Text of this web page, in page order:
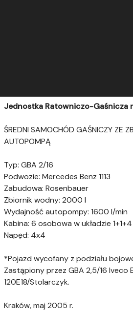
Jednostka Ratowniczo-Gaśnicza
ŚREDNI SAMOCHÓD GAŚNICZY ZE
AUTOPOMPĄ
Typ: GBA 2/16
Podwozie: Mercedes Benz 1113
Zabudowa: Rosenbauer
Zbiornik wodny: 2000 l
Wydajność autopompy: 1600 l/min
Kabina: 6 osobowa w układzie 1+1+4
Napęd: 4x4
*Pojazd wycofany z podziału
Zastąpiony przez GBA 2,5/16 Iveco
120E18/Stolarczyk.
Kraków, maj 2005 r.